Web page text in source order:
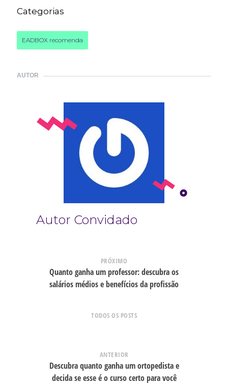
Categorias
EADBOX recomenda
AUTOR
Autor Convidado
PRÓXIMO
Quanto ganha um professor: descubra os
salários médios e benefícios da profissão
TODOS OS POSTS
ANTERIOR
Descubra quanto ganha um ortopedista e
decida se esse é o curso certo para você